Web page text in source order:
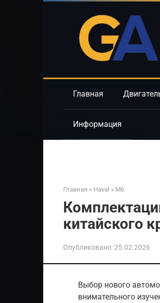
Главная
Информация
Главная » Haval » M6
китайского
Опубликовано:25.02.2026
Выбор нового
внимательного